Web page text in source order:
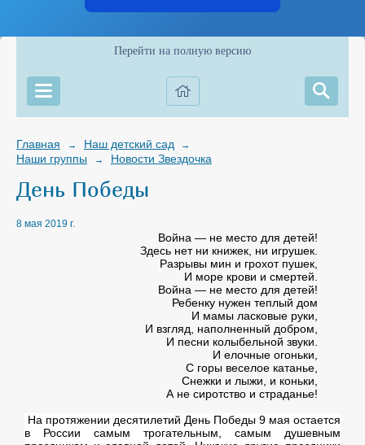
Перейти на полную версию
Главная → Наш детский сад →
Наши группы → Новости Звездочка
День Победы
8 мая 2019 г.
Война — не место для детей!
Здесь нет ни книжек, ни игрушек.
Разрывы мин и грохот пушек,
И море крови и смертей.
Война — не место для детей!
Ребенку нужен теплый дом
И мамы ласковые руки,
И взгляд, наполненный добром,
И песни колыбельной звуки.
И елочные огоньки,
С горы веселое катанье,
Снежки и лыжи, и коньки,
А не сиротство и страданье!
На протяжении десятилетий День Победы 9 мая остается
в России самым трогательным, самым душевным